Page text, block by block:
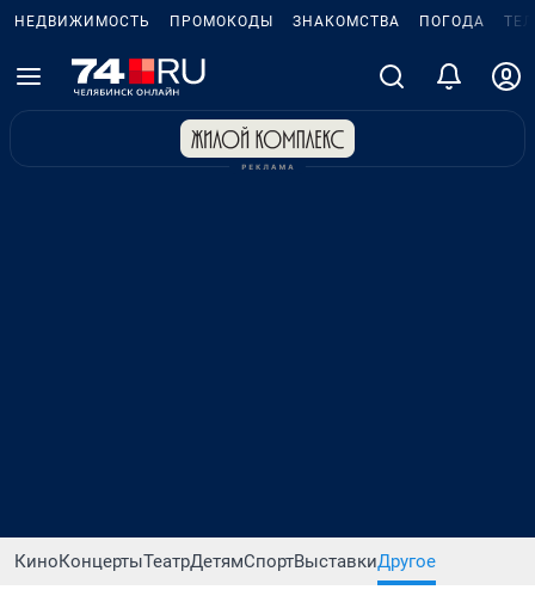
НЕДВИЖИМОСТЬ ПРОМОКОДЫ ЗНАКОМСТВА ПОГОДА
КиноКонцертыТеатрДетямСпортВыставкиДругое